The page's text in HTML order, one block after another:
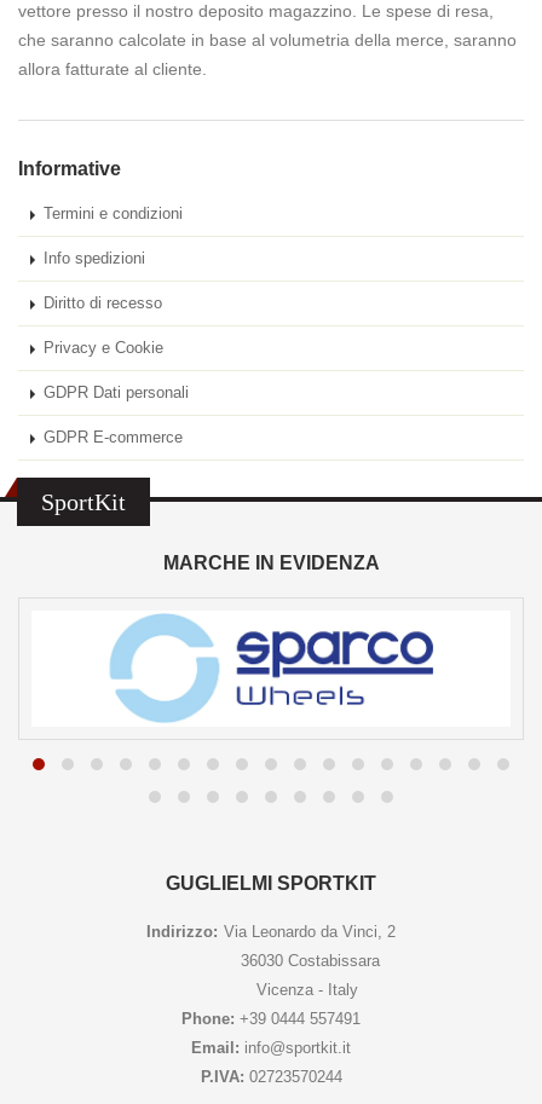
vettore presso il nostro deposito magazzino. Le spese di resa,
che saranno calcolate in base al volumetria della merce, saranno
allora fatturate al cliente.
Informative
Termini e condizioni
Info spedizioni
Diritto di recesso
Privacy e Cookie
GDPR Dati personali
GDPR E-commerce
SportKit
MARCHE IN EVIDENZA
GUGLIELMI SPORTKIT
Indirizzo: Via Leonardo da Vinci, 2
36030 Costabissara
Vicenza - Italy
Phone: +39 0444 557491
Email: info@sportkit.it
P.IVA: 02723570244